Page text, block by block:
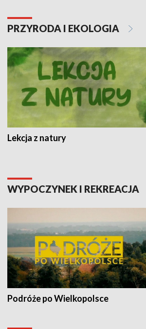
PRZYRODA I EKOLOGIA
Lekcja z natury
WYPOCZYNEK I REKREACJA
Podróże po Wielkopolsce